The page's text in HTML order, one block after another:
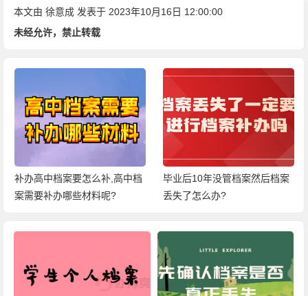
本文由徐意成 发表于 2023年10月16日 12:00:00
未经允许，禁止转载
补办高中档案要怎么补,高中档
案需要补办哪些材料呢?
毕业后10年没管档案然后档案
丢失了怎么办?